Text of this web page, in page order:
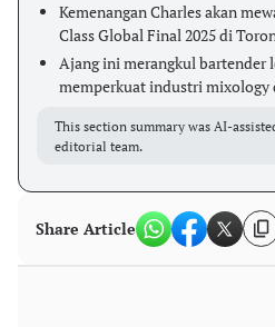
Kemenangan Charles akan
Class Global Final 2025 di
Ajang ini merangkul bartender
memperkuat industri mixology
This section summary was AI-
editorial team.
Share Article